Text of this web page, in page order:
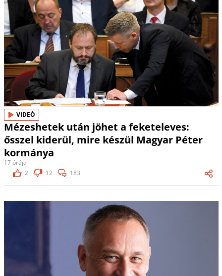
VIDEÓ
Mézeshetek után jöhet a feketeleves:
ősszel kiderül, mire készül Magyar Péter
kormánya
17 órája
2
12 183